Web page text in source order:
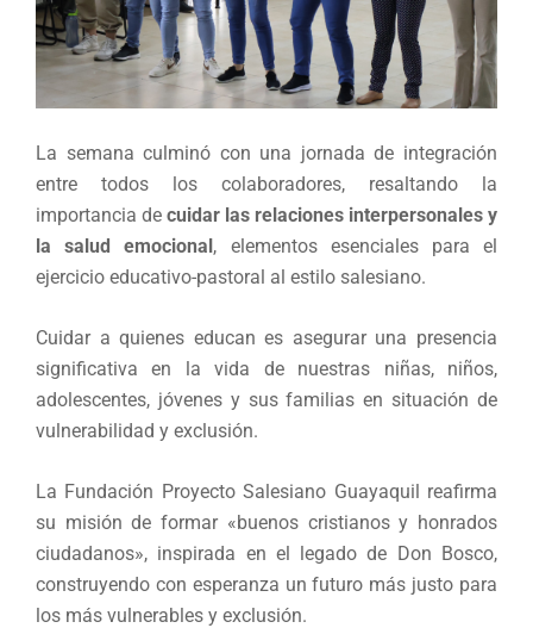
La semana culminó con una jornada de integración
entre todos los colaboradores, resaltando la
importancia de cuidar las relaciones interpersonales y
la salud emocional, elementos esenciales para el
ejercicio educativo-pastoral al estilo salesiano.
Cuidar a quienes educan es asegurar una presencia
significativa en la vida de nuestras niñas, niños,
adolescentes, jóvenes y sus familias en situación de
vulnerabilidad y exclusión.
La Fundación Proyecto Salesiano Guayaquil reafirma
su misión de formar «buenos cristianos y honrados
ciudadanos», inspirada en el legado de Don Bosco,
construyendo con esperanza un futuro más justo para
los más vulnerables y exclusión.